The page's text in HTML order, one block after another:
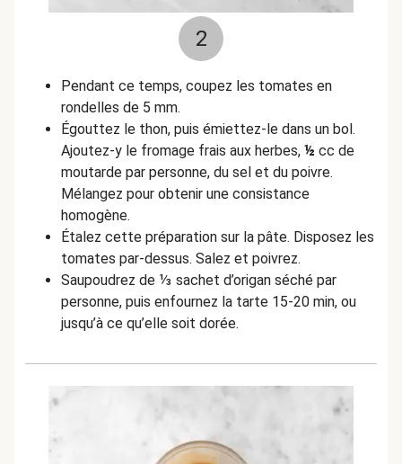
2
Pendant ce temps, coupez les tomates en
rondelles de 5 mm.
Égouttez le thon, puis émiettez-le dans un bol.
Ajoutez-y le fromage frais aux herbes, ½ cc de
moutarde par personne, du sel et du poivre.
Mélangez pour obtenir une consistance
homogène.
Étalez cette préparation sur la pâte. Disposez les
tomates par-dessus. Salez et poivrez.
Saupoudrez de ⅓ sachet d’origan séché par
personne, puis enfournez la tarte 15-20 min, ou
jusqu’à ce qu’elle soit dorée.